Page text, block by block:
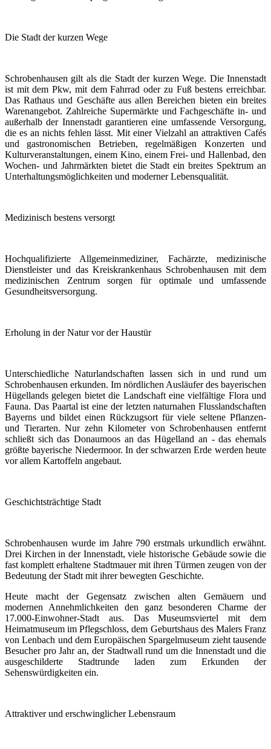
Die Stadt der kurzen Wege
Schrobenhausen gilt als die Stadt der kurzen Wege. Die Innenstadt
ist mit dem Pkw, mit dem Fahrrad oder zu Fuß bestens erreichbar.
Das Rathaus und Geschäfte aus allen Bereichen bieten ein breites
Warenangebot. Zahlreiche Supermärkte und Fachgeschäfte in- und
außerhalb der Innenstadt garantieren eine umfassende Versorgung,
die es an nichts fehlen lässt. Mit einer Vielzahl an attraktiven Cafés
und gastronomischen Betrieben, regelmäßigen Konzerten und
Kulturveranstaltungen, einem Kino, einem Frei- und Hallenbad, den
Wochen- und Jahrmärkten bietet die Stadt ein breites Spektrum an
Unterhaltungsmöglichkeiten und moderner Lebensqualität.
Medizinisch bestens versorgt
Hochqualifizierte Allgemeinmediziner, Fachärzte, medizinische
Dienstleister und das Kreiskrankenhaus Schrobenhausen mit dem
medizinischen Zentrum sorgen für optimale und umfassende
Gesundheitsversorgung.
Erholung in der Natur vor der Haustür
Unterschiedliche Naturlandschaften lassen sich in und rund um
Schrobenhausen erkunden. Im nördlichen Ausläufer des bayerischen
Hügellands gelegen bietet die Landschaft eine vielfältige Flora und
Fauna. Das Paartal ist eine der letzten naturnahen Flusslandschaften
Bayerns und bildet einen Rückzugsort für viele seltene Pflanzen-
und Tierarten. Nur zehn Kilometer von Schrobenhausen entfernt
schließt sich das Donaumoos an das Hügelland an - das ehemals
größte bayerische Niedermoor. In der schwarzen Erde werden heute
vor allem Kartoffeln angebaut.
Geschichtsträchtige Stadt
Schrobenhausen wurde im Jahre 790 erstmals urkundlich erwähnt.
Drei Kirchen in der Innenstadt, viele historische Gebäude sowie die
fast komplett erhaltene Stadtmauer mit ihren Türmen zeugen von der
Bedeutung der Stadt mit ihrer bewegten Geschichte.
Heute macht der Gegensatz zwischen alten Gemäuern und
modernen Annehmlichkeiten den ganz besonderen Charme der
17.000-Einwohner-Stadt aus. Das Museumsviertel mit dem
Heimatmuseum im Pflegschloss, dem Geburtshaus des Malers Franz
von Lenbach und dem Europäischen Spargelmuseum zieht tausende
Besucher pro Jahr an, der Stadtwall rund um die Innenstadt und die
ausgeschilderte Stadtrunde laden zum Erkunden der
Sehenswürdigkeiten ein.
Attraktiver und erschwinglicher Lebensraum